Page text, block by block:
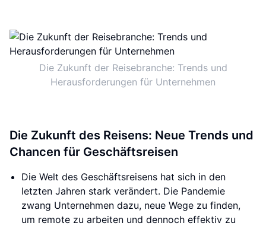
Die Zukunft der Reisebranche: Trends und
Herausforderungen für Unternehmen
Die Zukunft des Reisens: Neue Trends und
Chancen für Geschäftsreisen
Die Welt des Geschäftsreisens hat sich in den
letzten Jahren stark verändert. Die Pandemie
zwang Unternehmen dazu, neue Wege zu finden,
um remote zu arbeiten und dennoch effektiv zu